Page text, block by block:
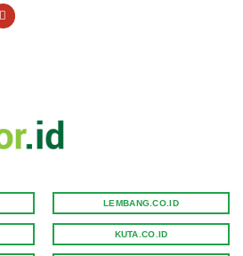
LEMBANG.CO.ID
KUTA.CO.ID